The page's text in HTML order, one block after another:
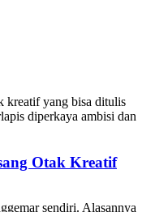
Otak Kreatif